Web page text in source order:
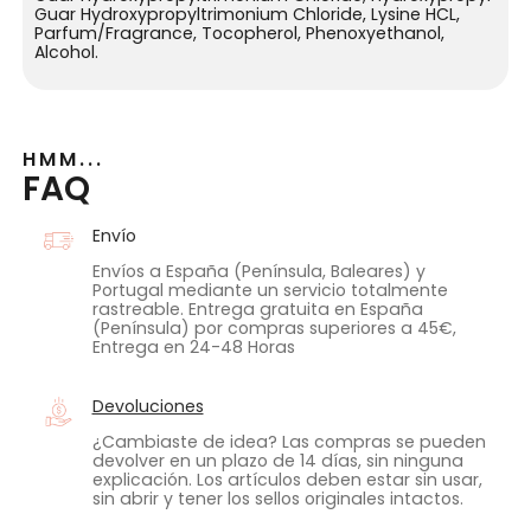
Guar Hydroxypropyltrimonium Chloride, Lysine HCL,
Parfum/Fragrance, Tocopherol, Phenoxyethanol,
Alcohol.
HMM...
FAQ
Envío
Envíos a España (Península, Baleares) y
Portugal mediante un servicio totalmente
rastreable. Entrega gratuita en España
(Península) por compras superiores a 45€,
Entrega en 24-48 Horas
Devoluciones
¿Cambiaste de idea? Las compras se pueden
devolver en un plazo de 14 días, sin ninguna
explicación. Los artículos deben estar sin usar,
sin abrir y tener los sellos originales intactos.